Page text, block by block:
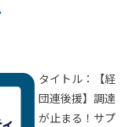
タイトル：【経
団連後援】調達
が止まる！サプ